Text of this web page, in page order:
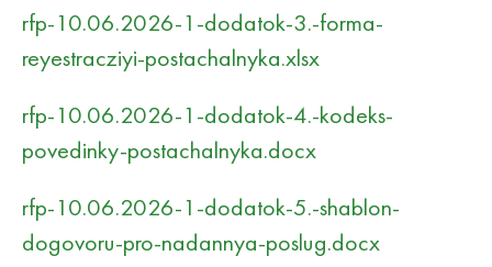
rfp-10.06.2026-1-dodatok-3.-forma-
reyestracziyi-postachalnyka.xlsx
rfp-10.06.2026-1-dodatok-4.-kodeks-
povedinky-postachalnyka.docx
rfp-10.06.2026-1-dodatok-5.-shablon-
dogovoru-pro-nadannya-poslug.docx